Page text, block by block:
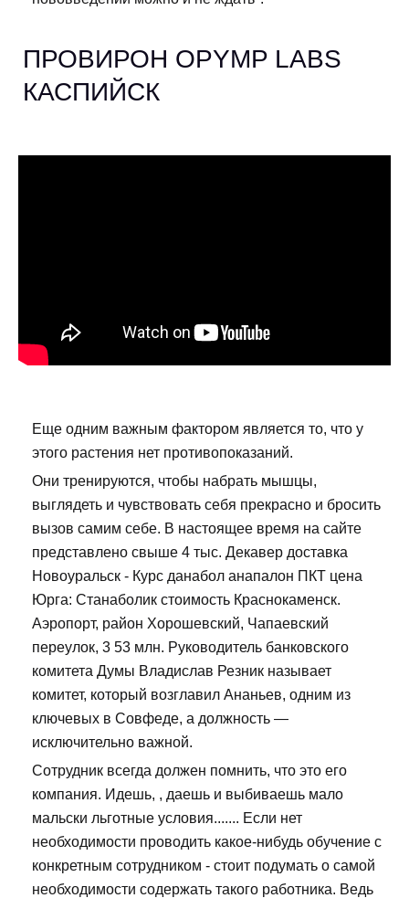
ПРОВИРОН OPYMP LABS
КАСПИЙСК
Еще одним важным фактором является то, что у
этого растения нет противопоказаний.
Они тренируются, чтобы набрать мышцы,
выглядеть и чувствовать себя прекрасно и бросить
вызов самим себе. В настоящее время на сайте
представлено свыше 4 тыс. Декавер доставка
Новоуральск - Курс данабол анапалон ПКТ цена
Юрга: Станаболик стоимость Краснокаменск.
Аэропорт, район Хорошевский, Чапаевский
переулок, 3 53 млн. Руководитель банковского
комитета Думы Владислав Резник называет
комитет, который возглавил Ананьев, одним из
ключевых в Совфеде, а должность —
исключительно важной.
Сотрудник всегда должен помнить, что это его
компания. Идешь, , даешь и выбиваешь мало
мальски льготные условия....... Если нет
необходимости проводить какое-нибудь обучение с
конкретным сотрудником - стоит подумать о самой
необходимости содержать такого работника. Ведь